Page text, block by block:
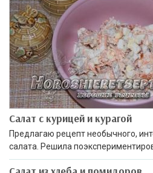
Салат с курицей и курагой
Предлагаю рецепт необычного,
салата. Решила